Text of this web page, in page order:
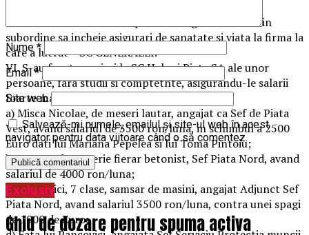
V. Directoarea Mariana Pepelea a obligat salariatii din
subordine sa incheie asigurari de sanatate si viata la firma la
care a lucrat – SC GENERALLI.
VI. S-au facut angajari la SC Hale si Piete SA ale unor
persoane, fara studii si comptetnte, asigurandu-le salarii
foarte mari. Enumeram cateva exemple:
a) Misca Nicolae, de meseri lautar, angajat ca Sef de Piata
Vest, avand salariul de 3500 ron/luna, in schimbul a 2500
Euro dati lui Mariana Pepelea si lui Toma Pintoiu;
b) Cernat, de meserie fierar betonist, Sef Piata Nord, avand
salariul de 4000 ron/luna;
c) Pancovici, 7 clase, samsar de masini, angajat Adjunct Sef
Piata Nord, avand salariul 3500 ron/luna, contra unei spagi
de 1000 de Euro;
Nume *
Email*
Site web
Salvează-mi numele, emailul și site-ul web în acest
navigator pentru data viitoare când o să comentez.
Exclusiv
Ghid de dozare pentru spuma activa